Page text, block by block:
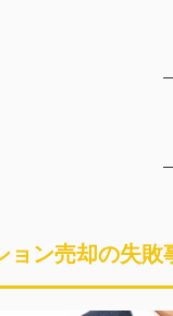
ョン売却の失敗